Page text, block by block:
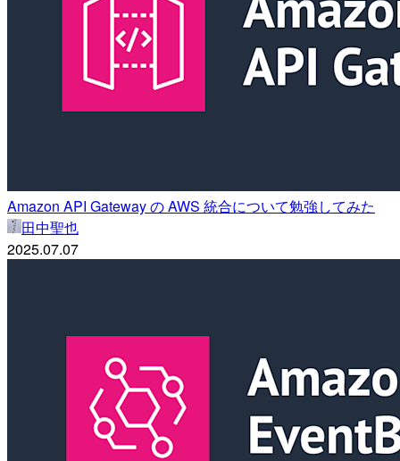
Amazon API Gateway の AWS 統合について勉強してみた
田中聖也
2025.07.07